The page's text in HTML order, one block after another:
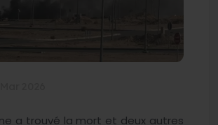
a trouvé la mort et deux autres